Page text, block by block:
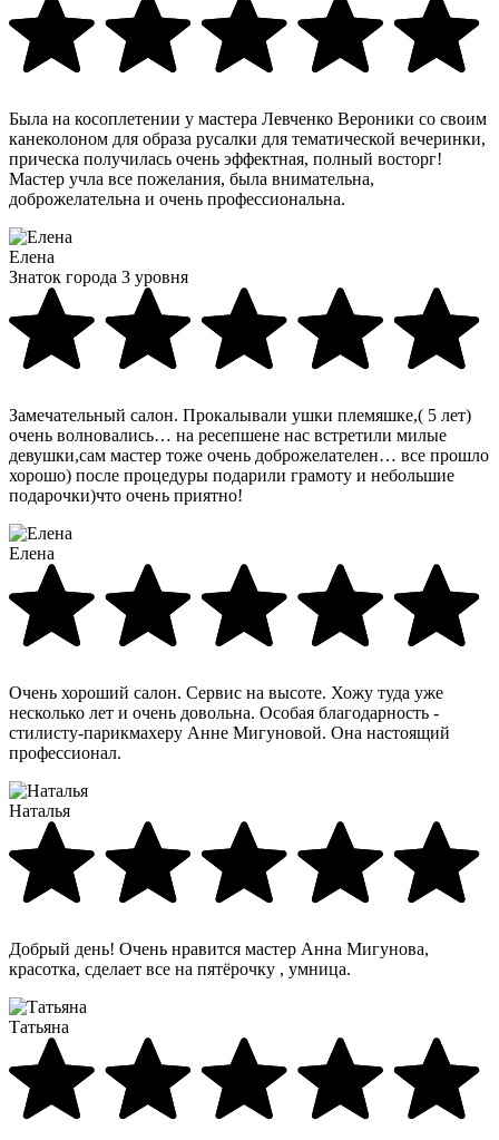
Была на косоплетении у мастера Левченко Вероники со своим
канеколоном для образа русалки для тематической вечеринки,
прическа получилась очень эффектная, полный восторг!
Мастер учла все пожелания, была внимательна,
доброжелательна и очень профессиональна.
Елена
Знаток города 3 уровня
Замечательный салон. Прокалывали ушки племяшке,( 5 лет)
очень волновались… на ресепшене нас встретили милые
девушки,сам мастер тоже очень доброжелателен… все прошло
хорошо) после процедуры подарили грамоту и небольшие
подарочки)что очень приятно!
Елена
Очень хороший салон. Сервис на высоте. Хожу туда уже
несколько лет и очень довольна. Особая благодарность -
стилисту-парикмахеру Анне Мигуновой. Она настоящий
профессионал.
Наталья
Добрый день! Очень нравится мастер Анна Мигунова,
красотка, сделает все на пятёрочку , умница.
Татьяна